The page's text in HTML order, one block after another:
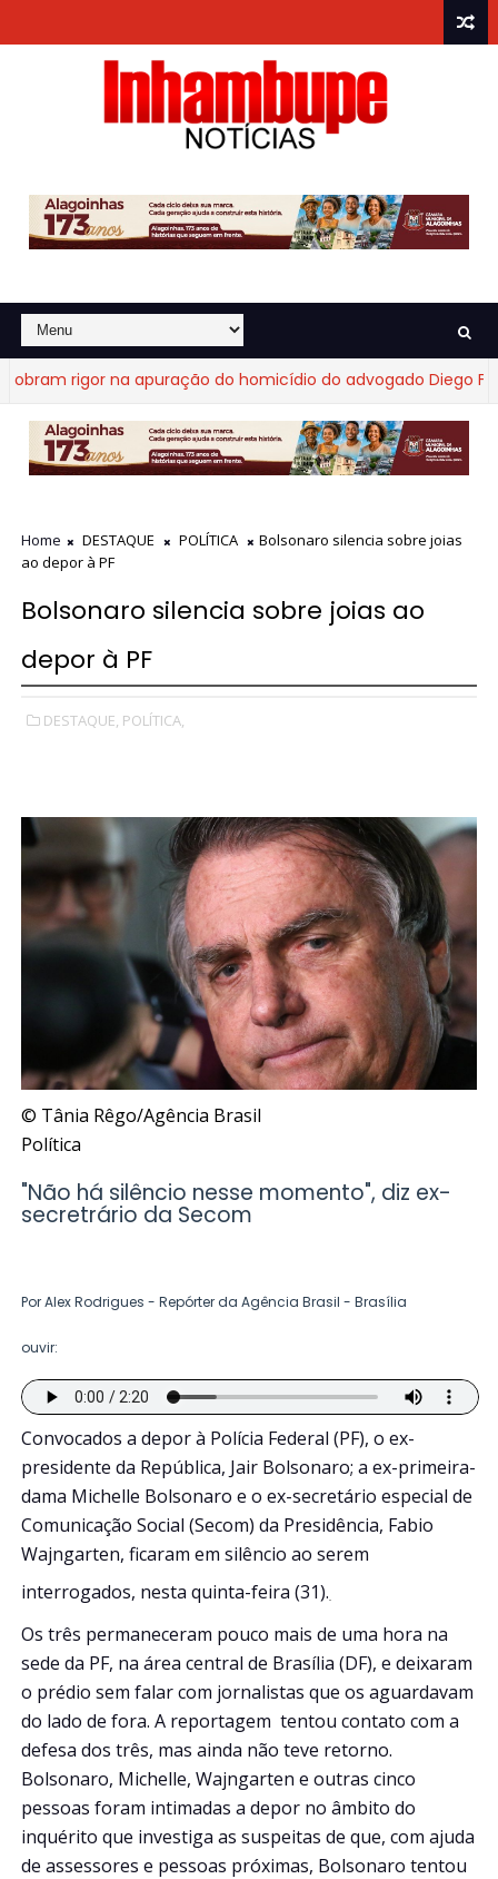
rigor na apuração do homicídio do advogado Diego Fraga
Home DESTAQUE POLÍTICA
Bolsonaro silencia sobre joias
ao depor à PF
Bolsonaro silencia sobre joias ao
depor à PF
DESTAQUE, POLÍTICA,
© Tânia Rêgo/Agência Brasil
Política
"Não há silêncio nesse momento", diz ex-
secretrário da Secom
Por Alex Rodrigues - Repórter da Agência Brasil - Brasília
ouvir:
Convocados a depor à Polícia Federal (PF), o ex-
presidente da República, Jair Bolsonaro; a ex-primeira-
dama Michelle Bolsonaro e o ex-secretário especial de
Comunicação Social (Secom) da Presidência, Fabio
Wajngarten, ficaram em silêncio ao serem
interrogados, nesta quinta-feira (31).
Os três permaneceram pouco mais de uma hora na
sede da PF, na área central de Brasília (DF), e deixaram
o prédio sem falar com jornalistas que os aguardavam
do lado de fora. A reportagem tentou contato com a
defesa dos três, mas ainda não teve retorno.
Bolsonaro, Michelle, Wajngarten e outras cinco
pessoas foram intimadas a depor no âmbito do
inquérito que investiga as suspeitas de que, com ajuda
de assessores e pessoas próximas, Bolsonaro tentou